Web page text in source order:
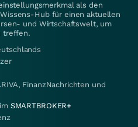
als den
Hub für einen aktuellen
und Wirtschaftswelt, um
treffen.
FinanzNachrichten und
SMARTBROKER+